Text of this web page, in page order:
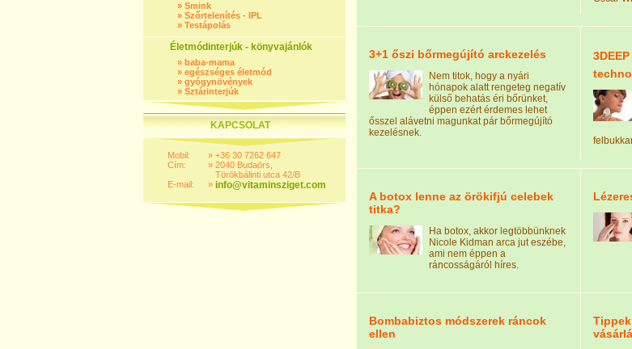
» Smink
» Szőrtelenítés - IPL
» Testápolás
Életmódinterjúk - könyvajánlók
» baba-mama
» egészséges életmód
» gyógynövények
» Sztárinterjúk
KAPCSOLAT
Mobil:
Cím:
E-mail:
»
»
»
+36 30 7262 647
2040 Budaörs,
Törökbálinti utca 42/B
info@vitaminsziget.com
3+1 őszi bőrmegújító arckezelés
Nem titok, hogy a nyári
hónapok alatt rengeteg negatív
külső behatás éri bőrünket,
éppen ezért érdemes lehet
ősszel alávetni magunkat pár bőrmegújító
kezelésnek.
A botox lenne az örökifjú celebek
titka?
Ha botox, akkor legtöbbünknek
Nicole Kidman arca jut eszébe,
ami nem éppen a
ráncosságáról híres.
Bombabiztos módszerek ráncok
ellen